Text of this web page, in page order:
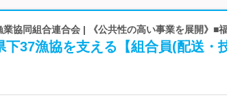
業協同組合連合会 | 《公共性の高い事業を展開》■
下37漁協を支える【組合員(配送・